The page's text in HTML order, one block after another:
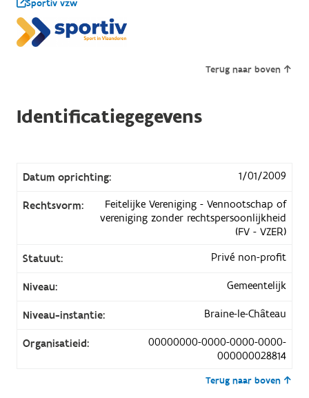
Sportiv vzw
Terug naar boven
Identificatiegegevens
Datum oprichting: 1/01/2009
Rechtsvorm:
Feitelijke Vereniging - Vennootschap of
vereniging zonder rechtspersoonlijkheid
(FV - VZER)
Statuut:
Privé non-profit
Niveau: Gemeentelijk
Niveau-instantie: Braine-le-Château
Organisatieid:
00000000-0000-0000-0000-
000000028814
Terug naar boven